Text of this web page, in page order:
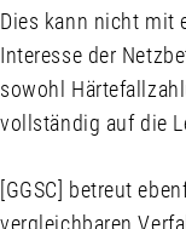
Dies kann nicht mit
Interesse der
sowohl
vollständig auf die
[GGSC] betreut
vergleichbaren